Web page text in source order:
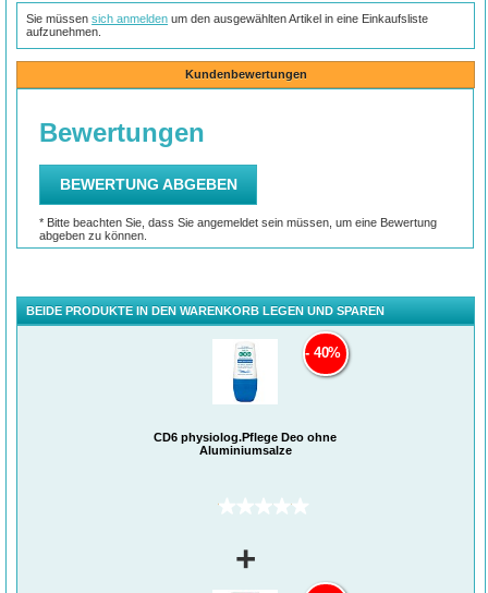
Sie müssensich anmelden um den ausgewählten Artikel in eine Einkaufsliste
aufzunehmen.
Kundenbewertungen
BEIDE PRODUKTE IN DEN WARENKORB LEGEN UND SPAREN
CD6 physiolog.Pflege Deo ohne
Aluminiumsalze
(0)
40%
+